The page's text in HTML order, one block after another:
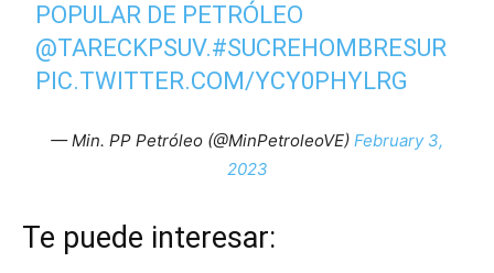
POPULAR DE PETRÓLEO
@TARECKPSUV.#SUCREHOMBRESUR
PIC.TWITTER.COM/YCY0PHYLRG
— Min. PP Petróleo (@MinPetroleoVE) February 3,
2023
Te puede interesar: